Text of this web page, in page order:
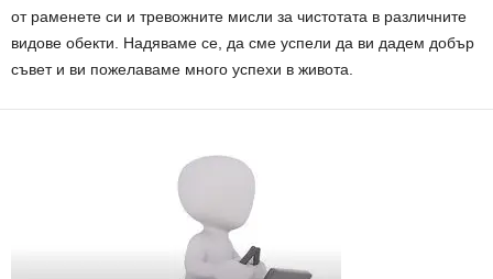
от раменете си и тревожните мисли за чистотата в различните
видове обекти. Надяваме се, да сме успели да ви дадем добър
съвет и ви пожелаваме много успехи в живота.